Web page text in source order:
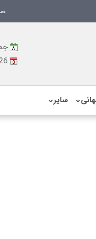
جمعه،
⌄ سایر⌄